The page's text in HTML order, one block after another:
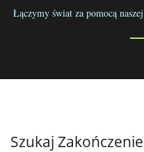
Łączymy świat za pomocą
Szukaj